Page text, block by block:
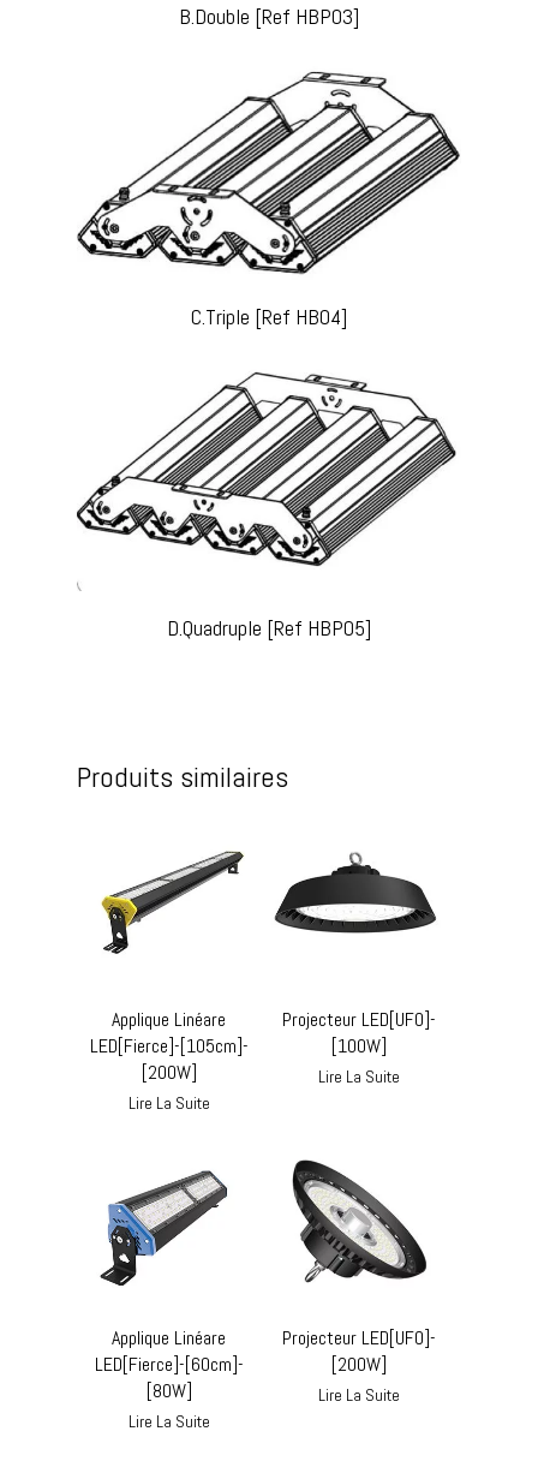
B.Double [Ref HBP03]
C.Triple [Ref HB04]
D.Quadruple [Ref HBP05]
Produits similaires
Applique Linéare
LED[Fierce]-[105cm]-
[200W]
Lire La Suite
Projecteur LED[UFO]-
[100W]
Lire La Suite
Applique Linéare
LED[Fierce]-[60cm]-
[80W]
Lire La Suite
Projecteur LED[UFO]-
[200W]
Lire La Suite